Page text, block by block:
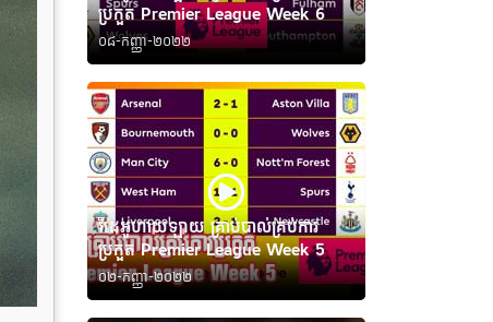
ប្រកួត Premier League Week 6
០៨-កញ្ញា-២០២២
វីដេអូហាយឡាយ គ្រាប់បាល់គ្រប់ការ
ប្រកួត Premier League Week 5
០២-កញ្ញា-២០២២